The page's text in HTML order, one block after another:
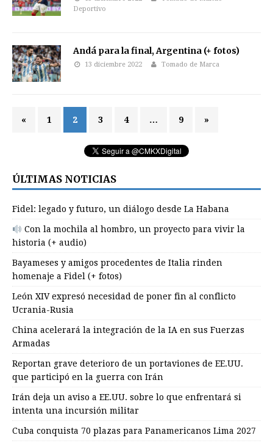
Deportivo
Andá para la final, Argentina (+ fotos)
13 diciembre 2022 Tomado de Marca
« 1 2 3 4 … 9 »
ÚLTIMAS NOTICIAS
Fidel: legado y futuro, un diálogo desde La Habana
Con la mochila al hombro, un proyecto para vivir la
historia (+ audio)
Bayameses y amigos procedentes de Italia rinden
homenaje a Fidel (+ fotos)
León XIV expresó necesidad de poner fin al conflicto
Ucrania-Rusia
China acelerará la integración de la IA en sus Fuerzas
Armadas
Reportan grave deterioro de un portaviones de EE.UU.
que participó en la guerra con Irán
Irán deja un aviso a EE.UU. sobre lo que enfrentará si
intenta una incursión militar
Cuba conquista 70 plazas para Panamericanos Lima 2027